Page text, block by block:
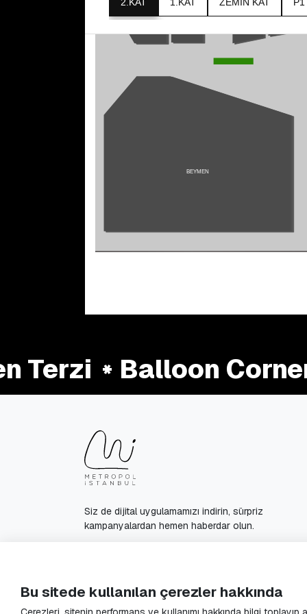
Balloon Corner
Siz de dijital uygulamamızı indirin, sürpriz
kampanyalardan hemen haberdar olun.
Bu sitede kullanılan çerezler hakkında